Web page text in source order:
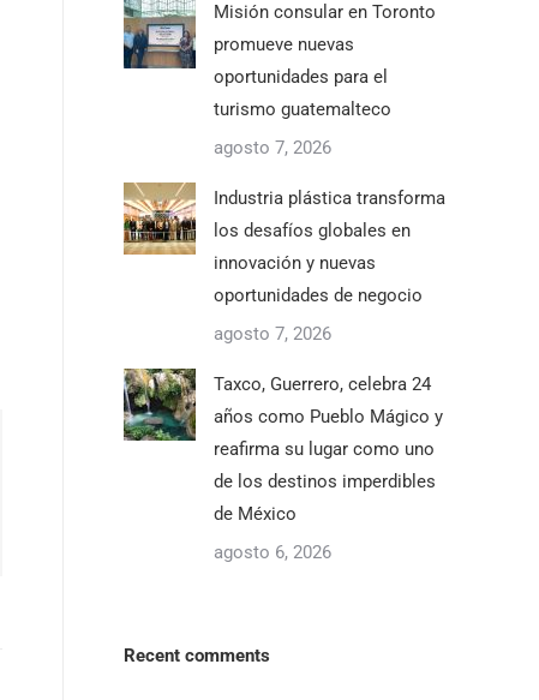
Misión consular en Toronto
promueve nuevas
oportunidades para el
turismo guatemalteco
agosto 7, 2026
Industria plástica transforma
los desafíos globales en
innovación y nuevas
oportunidades de negocio
agosto 7, 2026
Taxco, Guerrero, celebra 24
años como Pueblo Mágico y
reafirma su lugar como uno
de los destinos imperdibles
de México
agosto 6, 2026
Recent comments